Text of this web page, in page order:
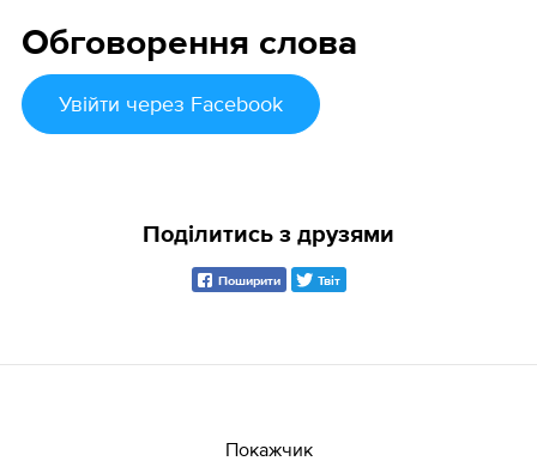
Обговорення слова
Увійти через Facebook
Поділитись з друзями
Поширити Твіт
Покажчик